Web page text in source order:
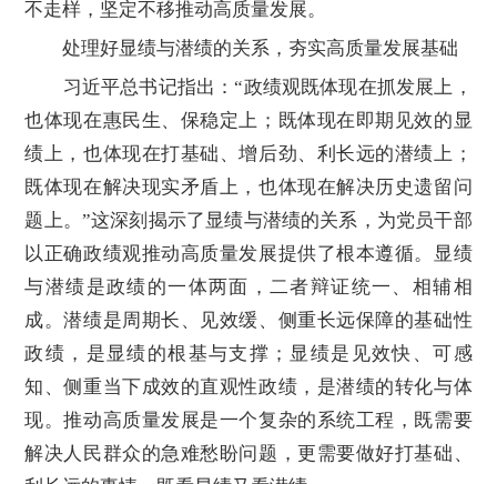
不走样，坚定不移推动高质量发展。
处理好显绩与潜绩的关系，夯实高质量发展基础
习近平总书记指出：“政绩观既体现在抓发展上，
也体现在惠民生、保稳定上；既体现在即期见效的显
绩上，也体现在打基础、增后劲、利长远的潜绩上；
既体现在解决现实矛盾上，也体现在解决历史遗留问
题上。”这深刻揭示了显绩与潜绩的关系，为党员干部
以正确政绩观推动高质量发展提供了根本遵循。显绩
与潜绩是政绩的一体两面，二者辩证统一、相辅相
成。潜绩是周期长、见效缓、侧重长远保障的基础性
政绩，是显绩的根基与支撑；显绩是见效快、可感
知、侧重当下成效的直观性政绩，是潜绩的转化与体
现。推动高质量发展是一个复杂的系统工程，既需要
解决人民群众的急难愁盼问题，更需要做好打基础、